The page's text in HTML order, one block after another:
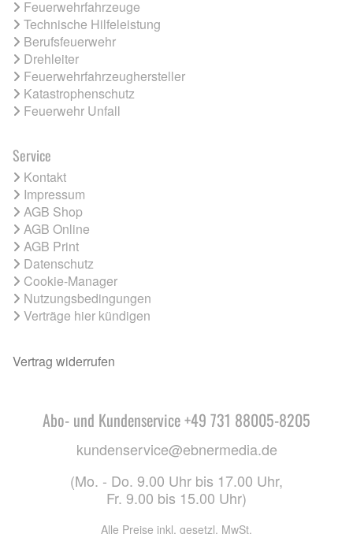
Feuerwehrfahrzeuge
Technische Hilfeleistung
Berufsfeuerwehr
Drehleiter
Feuerwehrfahrzeughersteller
Katastrophenschutz
Feuerwehr Unfall
Service
Kontakt
Impressum
AGB Shop
AGB Online
AGB Print
Datenschutz
Cookie-Manager
Nutzungsbedingungen
Verträge hier kündigen
Vertrag widerrufen
Abo- und Kundenservice +49 731 88005-8205
kundenservice@ebnermedia.de
(Mo. - Do. 9.00 Uhr bis 17.00 Uhr,
Fr. 9.00 bis 15.00 Uhr)
Alle Preise inkl. gesetzl. MwSt.